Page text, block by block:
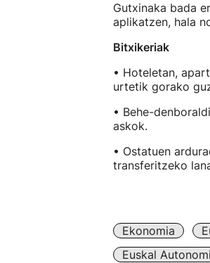
Gutxinaka bada
aplikatzen, hala
Bitxikeriak
• Hoteletan,
urtetik gorako
• Behe-
askok.
• Ostatuen
transferitzeko
Ekonomia
Euskal